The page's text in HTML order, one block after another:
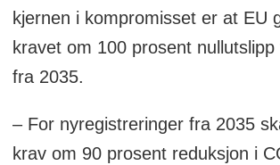
kjernen i kompromisset er at EU
kravet om 100 prosent
fra 2035.
– For nyregistreringer fra 2035
krav om 90 prosent reduksjon i